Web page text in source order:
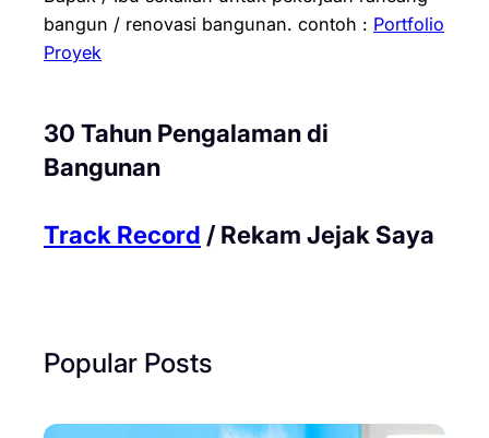
bangun / renovasi bangunan. contoh : Portfolio
Proyek
30 Tahun Pengalaman di
Bangunan
Track Record / Rekam Jejak Saya
Popular Posts